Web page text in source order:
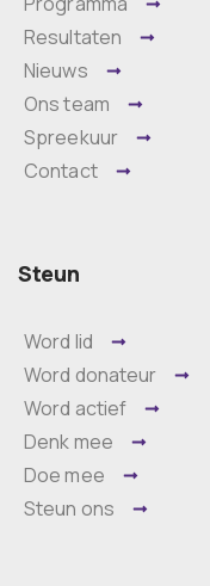
Resultaten
Nieuws
Ons team
Spreekuur
Contact
Steun
Word lid
Word donateur
Word actief
Denk mee
Doe mee
Steun ons